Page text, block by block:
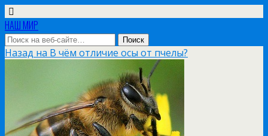
НАШ МИР
Назад на В чём отличие осы от пчелы?